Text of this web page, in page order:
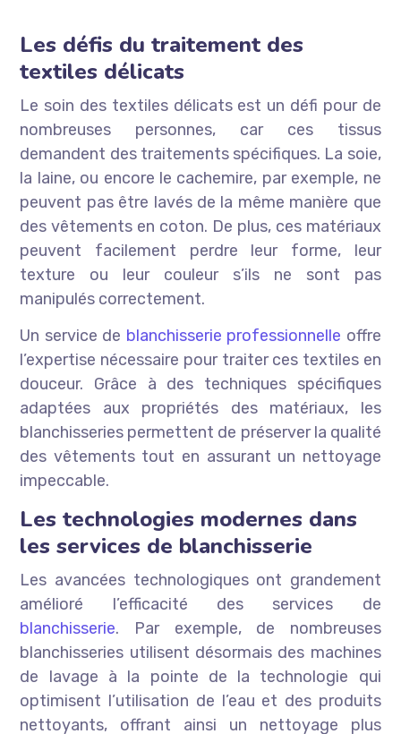
Les défis du traitement des
textiles délicats
Le soin des textiles délicats est un défi pour de
nombreuses personnes, car ces tissus
demandent des traitements spécifiques. La soie,
la laine, ou encore le cachemire, par exemple, ne
peuvent pas être lavés de la même manière que
des vêtements en coton. De plus, ces matériaux
peuvent facilement perdre leur forme, leur
texture ou leur couleur s’ils ne sont pas
manipulés correctement.
Un service de blanchisserie professionnelle offre
l’expertise nécessaire pour traiter ces textiles en
douceur. Grâce à des techniques spécifiques
adaptées aux propriétés des matériaux, les
blanchisseries permettent de préserver la qualité
des vêtements tout en assurant un nettoyage
impeccable.
Les technologies modernes dans
les services de blanchisserie
Les avancées technologiques ont grandement
amélioré l’efficacité des services de
blanchisserie. Par exemple, de nombreuses
blanchisseries utilisent désormais des machines
de lavage à la pointe de la technologie qui
optimisent l’utilisation de l’eau et des produits
nettoyants, offrant ainsi un nettoyage plus